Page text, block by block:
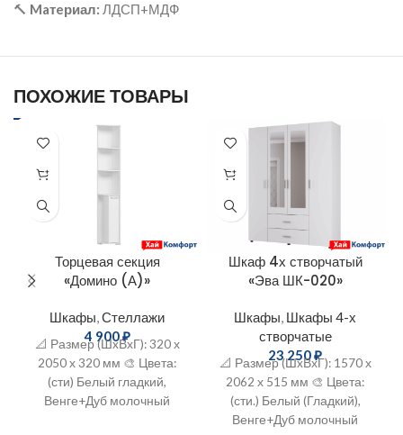
🔨 Maтeриал: ЛДСП+МДФ
ПОХОЖИЕ ТОВАРЫ
Торцевая секция
«Домино (А)»
Шкафы,Стеллажи
4 900₽
📐 Размер (ШxВхГ): 320 х
2050 х 320 мм 🎨 Цвета:
(сти) Белый гладкий,
Венге+Дуб молочный
Шкаф 4х створчатый
«Эва ШК-020»
Шкафы, Шкафы 4-х
створчатые
23 250₽
📐 Размер (ШxВхГ): 1570 х
2062 х 515 мм 🎨 Цвета:
(сти.) Белый (Гладкий),
Венге+Дуб молочный